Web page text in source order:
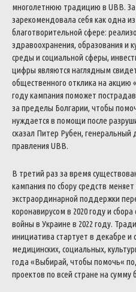
многолетнюю традицию в UBB. За
зарекомендовала себя какодна из
благотворительной сфере:
здравоохранения, образования и
среды и социальной сферы,
цифры являются наглядным
общественного отклика на акцию «
годукампания поможет
за пределы Болгарии, чтобы
нуждается в помощи после
сказал Питер Рубен, генеральный
правления UBB.
В третий раз за время
кампания по сборусредств меняет
экстраординарной поддержки
коронавирусом в 2020годуи сбора
войны в Украине в 2022 году.
инициатива стартует в декабре и
медицинских, социальных,
года «Выбирай, чтобы помочь«
проектов по всей стране на сумму